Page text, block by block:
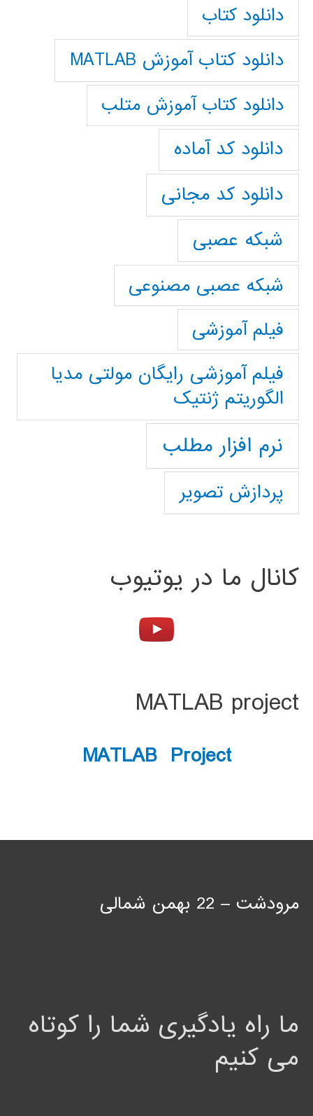
دانلود کتاب
دانلود کتاب آموزش MATLAB
دانلود کتاب آموزش متلب
دانلود کد آماده
دانلود کد مجانی
شبکه عصبی
شبکه عصبی مصنوعی
فیلم آموزشی
فیلم آموزشی رایگان مولتی مدیا
الگوریتم ژنتیک
نرم افزار مطلب
پردازش تصویر
کانال ما در یوتیوب
MATLAB project
MATLAB Project
مرودشت – 22 بهمن شمالی
ما راه یادگیری شما را کوتاه
می کنیم